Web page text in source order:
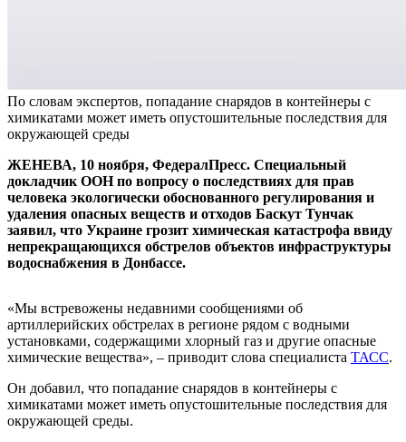
По словам экспертов, попадание снарядов в контейнеры с
химикатами может иметь опустошительные последствия для
окружающей среды
ЖЕНЕВА, 10 ноября, ФедералПресс. Специальный
докладчик ООН по вопросу о последствиях для прав
человека экологически обоснованного регулирования и
удаления опасных веществ и отходов Баскут Тунчак
заявил, что Украине грозит химическая катастрофа ввиду
непрекращающихся обстрелов объектов инфраструктуры
водоснабжения в Донбассе.
«Мы встревожены недавними сообщениями об
артиллерийских обстрелах в регионе рядом с водными
установками, содержащими хлорный газ и другие опасные
химические вещества», – приводит слова специалиста ТАСС.
Он добавил, что попадание снарядов в контейнеры с
химикатами может иметь опустошительные последствия для
окружающей среды.